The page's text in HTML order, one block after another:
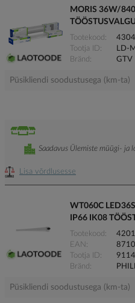
MORIS 36W/
Tootekood
Tootja ID
LD-
Bränd
GTV
Püsikliendi soodustusega (km-ta)
Lisa võrdlusesse
Saadavus Ülemiste müügi- ja
WT060C
IP66 IK08
Tootekood
EAN
Tootja ID
Bränd
Püsikliendi soodustusega (km-ta)